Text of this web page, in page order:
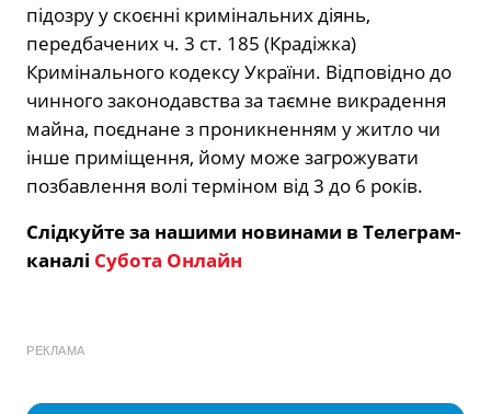
підозру у скоєнні кримінальних діянь,
передбачених ч. 3 ст. 185 (Крадіжка)
Кримінального кодексу України. Відповідно до
чинного законодавства за таємне викрадення
майна, поєднане з проникненням у житло чи
інше приміщення, йому може загрожувати
позбавлення волі терміном від 3 до 6 років.
Слідкуйте за нашими новинами в Телеграм-
каналі Субота Онлайн
РЕКЛАМА